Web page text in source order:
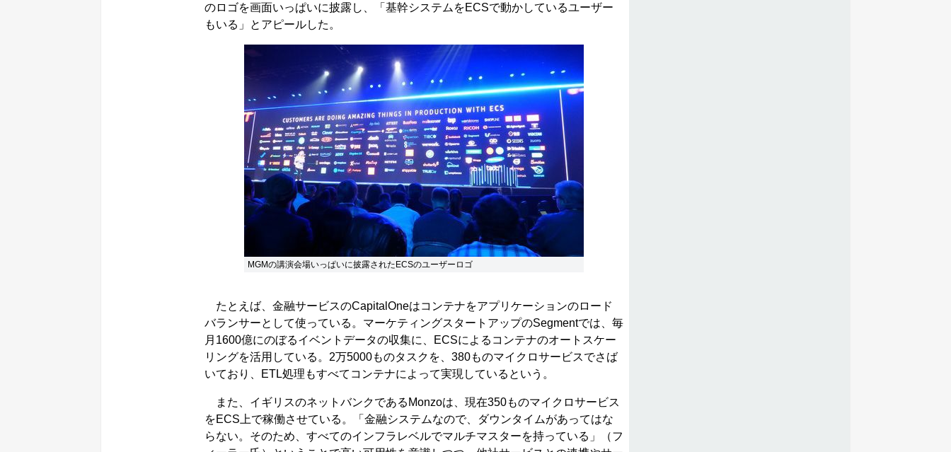
のロゴを画面いっぱいに披露し、「基幹システムをECSで動かしているユーザー
もいる」とアピールした。
MGMの講演会場いっぱいに披露されたECSのユーザーロゴ
たとえば、金融サービスのCapitalOneはコンテナをアプリケーションのロード
バランサーとして使っている。マーケティングスタートアップのSegmentでは、毎
月1600億にのぼるイベントデータの収集に、ECSによるコンテナのオートスケー
リングを活用している。2万5000ものタスクを、380ものマイクロサービスでさば
いており、ETL処理もすべてコンテナによって実現しているという。
また、イギリスのネットバンクであるMonzoは、現在350ものマイクロサービス
をECS上で稼働させている。「金融システムなので、ダウンタイムがあってはな
らない。そのため、すべてのインフラレベルでマルチマスターを持っている」（フ